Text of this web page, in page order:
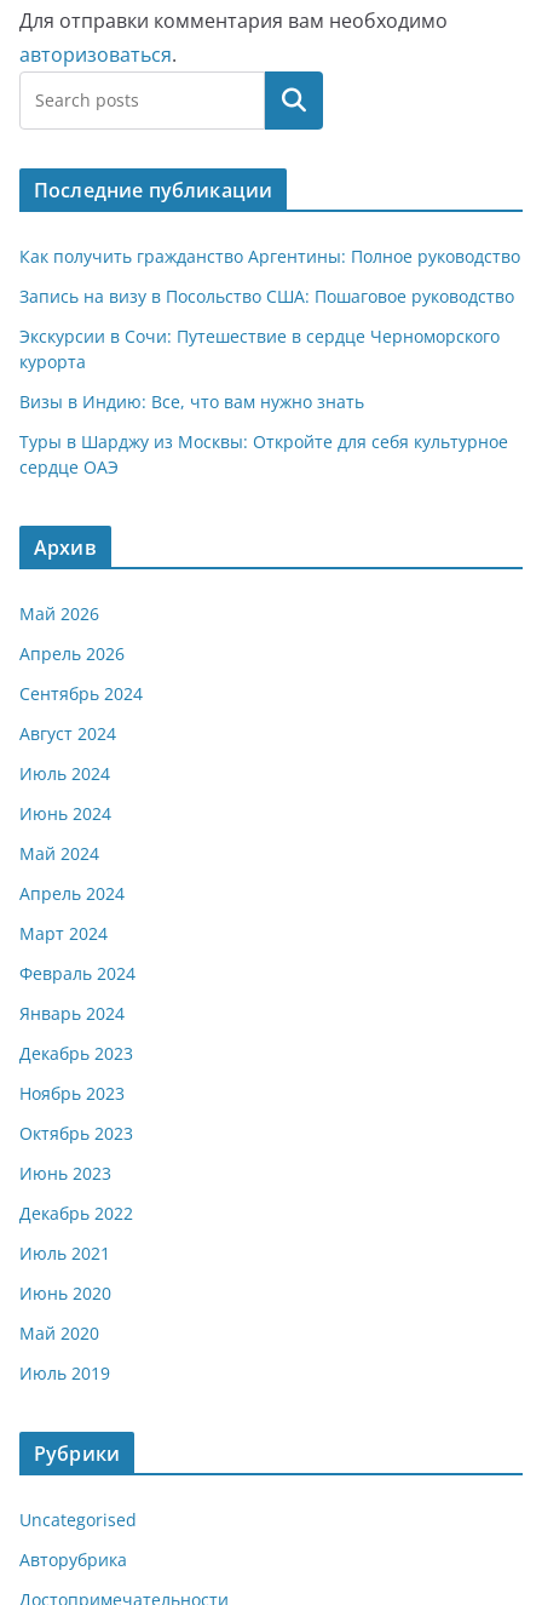
Для отправки комментария вам необходимо
авторизоваться.
Поиск
Последние публикации
Как получить гражданство Аргентины: Полное руководство
Запись на визу в Посольство США: Пошаговое руководство
Экскурсии в Сочи: Путешествие в сердце Черноморского
курорта
Визы в Индию: Все, что вам нужно знать
Туры в Шарджу из Москвы: Откройте для себя культурное
сердце ОАЭ
Архив
Май 2026
Апрель 2026
Сентябрь 2024
Август 2024
Июль 2024
Июнь 2024
Май 2024
Апрель 2024
Март 2024
Февраль 2024
Январь 2024
Декабрь 2023
Ноябрь 2023
Октябрь 2023
Июнь 2023
Декабрь 2022
Июль 2021
Июнь 2020
Май 2020
Июль 2019
Рубрики
Uncategorised
Авторубрика
Достопримечательности